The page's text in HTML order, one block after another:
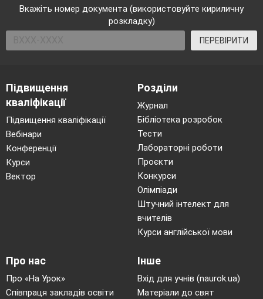
Вкажіть номер документа (використовуйте кириличну
розкладку)
ПЕРЕВІРИТИ
Підвищення
кваліфікації
Підвищення кваліфікації
Вебінари
Конференції
Курси
Вектор
Розділи
Журнал
Бібліотека розробок
Тести
Лабораторні роботи
Проєкти
Конкурси
Олімпіади
Штучний інтелект для
вчителів
Курси англійської мови
Про нас
Про «На Урок»
Співпраця закладів освіти
Інше
Вхід для учнів (naurok.ua)
Матеріали до свят